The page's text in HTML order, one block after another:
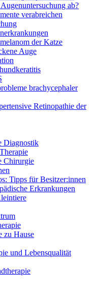
ab?
verabreichen
der Katze
Auge
brachycephaler
Retinopathie der
Diagnostik
Chirurgie
Tipps für Besitzer:innen
Erkrankungen
zu Hause
und Lebensqualität